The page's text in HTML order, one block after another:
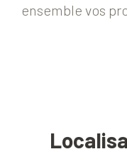
ensemble vos